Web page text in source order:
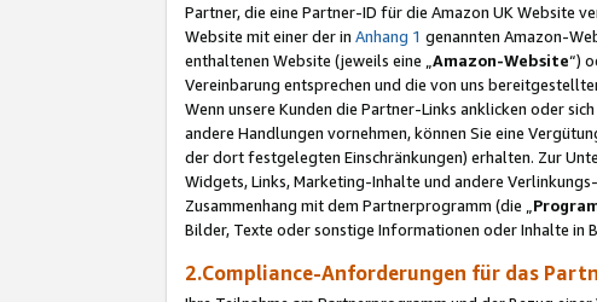
Partner, die eine Partner-ID für die Amazon UK Website
Website mit einer der in Anhang 1 genannten Amazon-
enthaltenen Website (jeweils eine „ Amazon-Website“)
Vereinbarung entsprechen und die von uns
Wenn unsere Kunden die Partner-Links anklicken oder
andere Handlungen vornehmen, können Sie eine
der dort festgelegten Einschränkungen) erhalten. Zur
Widgets, Links, Marketing-Inhalte und andere
Zusammenhang mit dem Partnerprogramm (die „
Bilder, Texte oder sonstige Informationen oder Inhalte in
2.Compliance-Anforderungen für das